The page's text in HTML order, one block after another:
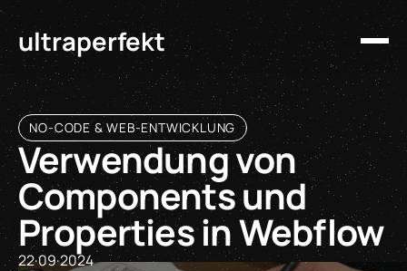
ultraperfekt
NO-CODE & WEB-ENTWICKLUNG
Verwendung von
Components und
Properties in Webflow
22·09·2024